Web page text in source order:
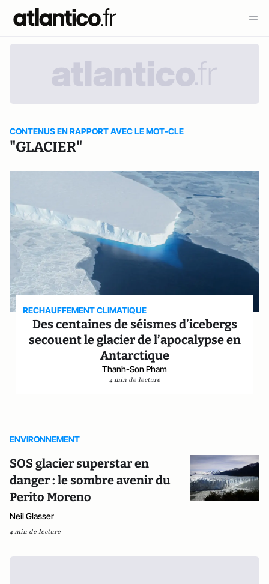
CONTENUS EN RAPPORT AVEC LE MOT-CLE
"GLACIER"
RECHAUFFEMENT CLIMATIQUE
Des centaines de séismes d’icebergs
secouent le glacier de l’apocalypse en
Antarctique
Thanh-Son Pham
4 min de lecture
ENVIRONNEMENT
SOS glacier superstar en
danger : le sombre avenir du
Perito Moreno
Neil Glasser
4 min de lecture